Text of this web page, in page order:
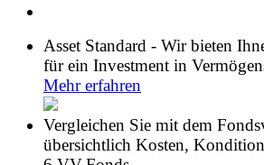
Asset Standard - Wir bieten
für ein Investment in
Mehr erfahren
Vergleichen Sie mit dem
übersichtlich Kosten,